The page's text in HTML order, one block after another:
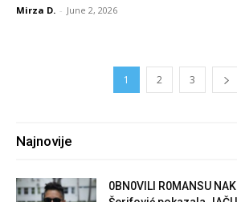
Mirza D. - June 2, 2026
1 2 3
Najnovije
0BN0VlLl R0MANSU